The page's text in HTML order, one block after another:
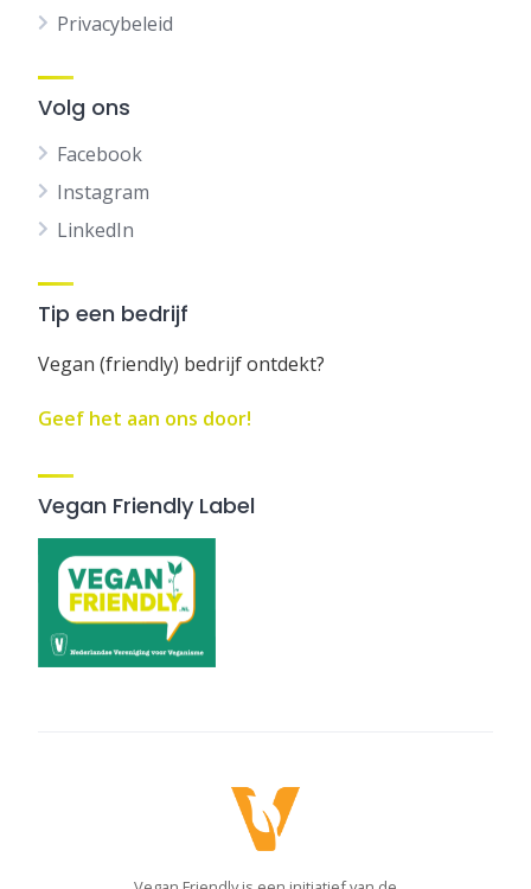
Privacybeleid
Volg ons
Facebook
Instagram
LinkedIn
Tip een bedrijf
Vegan (friendly) bedrijf ontdekt?
Geef het aan ons door!
Vegan Friendly Label